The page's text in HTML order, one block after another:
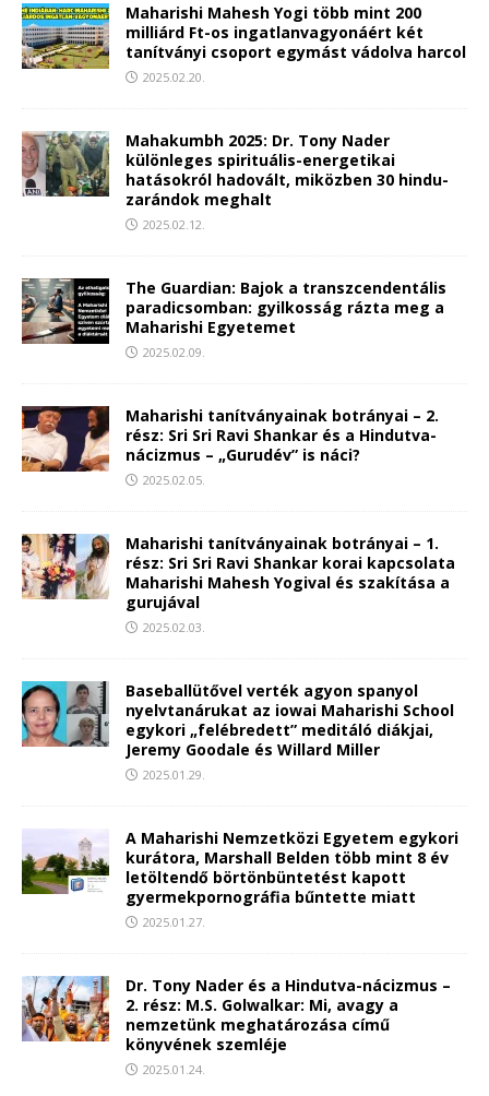
Maharishi Mahesh Yogi több mint 200
milliárd Ft-os ingatlanvagyonáért két
tanítványi csoport egymást vádolva harcol
2025.02.20.
Mahakumbh 2025: Dr. Tony Nader
különleges spirituális-energetikai
hatásokról hadovált, miközben 30 hindu-
zarándok meghalt
2025.02.12.
The Guardian: Bajok a transzcendentális
paradicsomban: gyilkosság rázta meg a
Maharishi Egyetemet
2025.02.09.
Maharishi tanítványainak botrányai – 2.
rész: Sri Sri Ravi Shankar és a Hindutva-
nácizmus – „Gurudév” is náci?
2025.02.05.
Maharishi tanítványainak botrányai – 1.
rész: Sri Sri Ravi Shankar korai kapcsolata
Maharishi Mahesh Yogival és szakítása a
gurujával
2025.02.03.
Baseballütővel verték agyon spanyol
nyelvtanárukat az iowai Maharishi School
egykori „felébredett” meditáló diákjai,
Jeremy Goodale és Willard Miller
2025.01.29.
A Maharishi Nemzetközi Egyetem egykori
kurátora, Marshall Belden több mint 8 év
letöltendő börtönbüntetést kapott
gyermekpornográfia bűntette miatt
2025.01.27.
Dr. Tony Nader és a Hindutva-nácizmus –
2. rész: M.S. Golwalkar: Mi, avagy a
nemzetünk meghatározása című
könyvének szemléje
2025.01.24.